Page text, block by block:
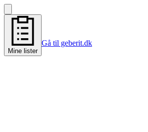
Mine lister
Gå til geberit.dk